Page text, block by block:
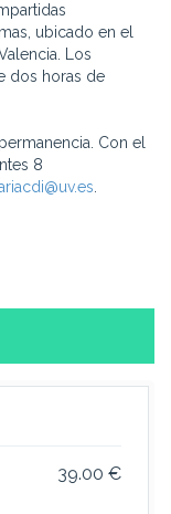
ubicado en el
Los
dos horas de
Con el
8
39.00 €